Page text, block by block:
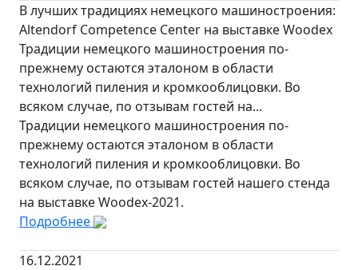
В лучших традициях немецкого машиностроения:
Altendorf Competence Center на выставке Woodex
Традиции немецкого машиностроения по-
прежнему остаются эталоном в области
технологий пиления и кромкооблицовки. Во
всяком случае, по отзывам гостей на...
Традиции немецкого машиностроения по-
прежнему остаются эталоном в области
технологий пиления и кромкооблицовки. Во
всяком случае, по отзывам гостей нашего стенда
на выставке Woodex-2021.
Подробнее
16.12.2021